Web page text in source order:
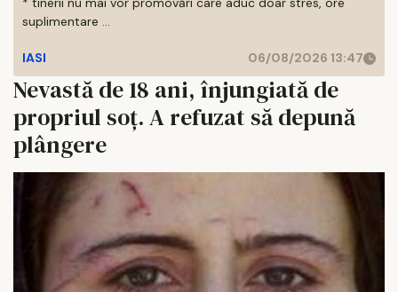
suplimentare ...
IASI 06/08/2026 13:47
Nevastă de 18 ani, înjungiată de
propriul soț. A refuzat să depună
plângere